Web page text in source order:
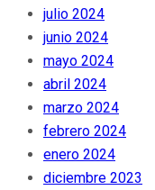
julio 2024
junio 2024
mayo 2024
abril 2024
marzo 2024
febrero 2024
enero 2024
diciembre 2023